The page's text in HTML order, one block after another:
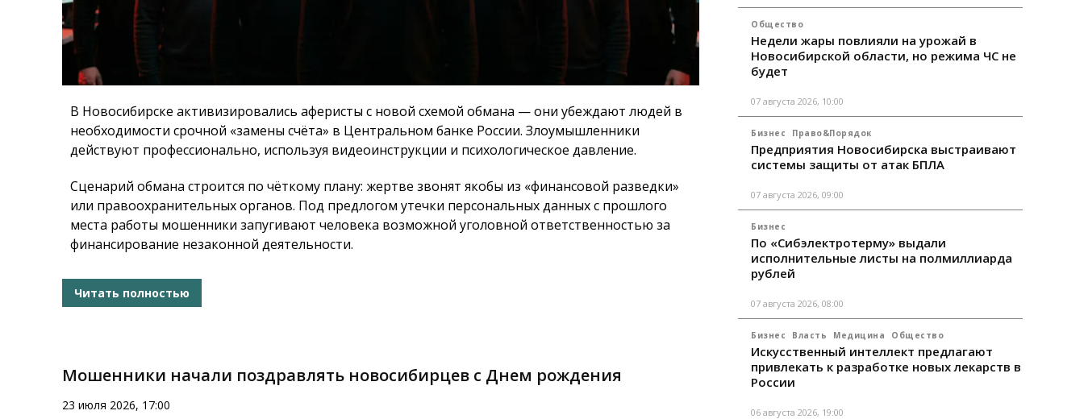
В Новосибирске активизировались аферисты с новой схемой обмана — они убеждают людей в
необходимости срочной «замены счёта» в Центральном банке России. Злоумышленники
действуют профессионально, используя видеоинструкции и психологическое давление.
Сценарий обмана строится по чёткому плану: жертве звонят якобы из «финансовой разведки»
или правоохранительных органов. Под предлогом утечки персональных данных с прошлого
места работы мошенники запугивают человека возможной уголовной ответственностью за
финансирование незаконной деятельности.
Читать полностью
Мошенники начали поздравлять новосибирцев с Днем рождения
23 июля 2026, 17:00
Общество
Недели жары повлияли на урожай в
Новосибирской области, но режима ЧС не
будет
07 августа 2026, 10:00
Бизнес Право&Порядок
Предприятия Новосибирска выстраивают
системы защиты от атак БПЛА
07 августа 2026, 09:00
Бизнес
По «Сибэлектротерму» выдали
исполнительные листы на полмиллиарда
рублей
07 августа 2026, 08:00
Бизнес Власть Медицина Общество
Искусственный интеллект предлагают
привлекать к разработке новых лекарств в
России
06 августа 2026, 19:00